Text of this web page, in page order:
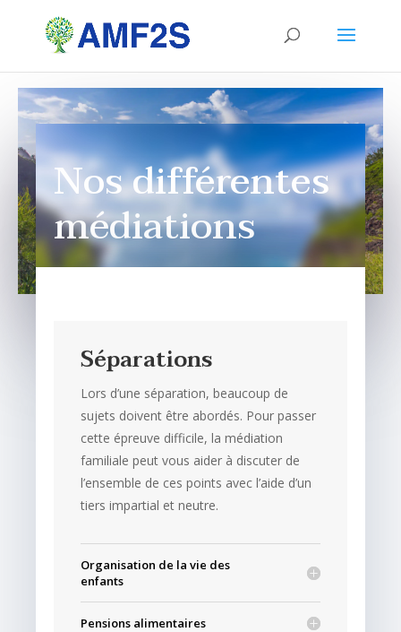
Nos différentes
médiations
Séparations
Lors d’une séparation, beaucoup de
sujets doivent être abordés. Pour passer
cette épreuve difficile, la médiation
familiale peut vous aider à discuter de
l’ensemble de ces points avec l’aide d’un
tiers impartial et neutre.
Organisation de la vie des
enfants
Pensions alimentaires